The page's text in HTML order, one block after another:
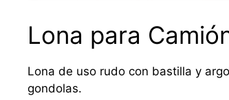
Lona para
Lona de uso rudo con bastilla y
gondolas.